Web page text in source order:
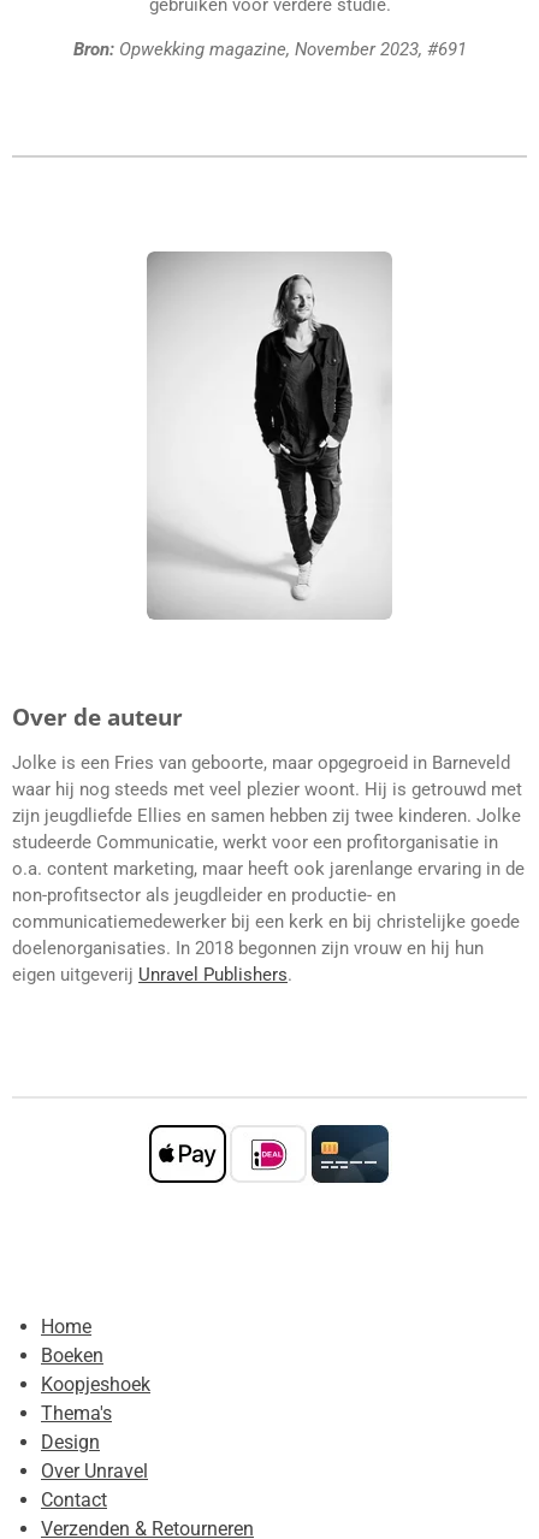
Bron:Opwekking magazine, November 2023, #691
Over de auteur
Jolke is een Fries van geboorte, maar opgegroeid in Barneveld
waar hij nog steeds met veel plezier woont. Hij is getrouwd met
zijn jeugdliefde Ellies en samen hebben zij twee kinderen. Jolke
studeerde Communicatie, werkt voor een profitorganisatie in
o.a. content marketing, maar heeft ook jarenlange ervaring in de
non-profitsector als jeugdleider en productie- en
communicatiemedewerker bij een kerk en bij christelijke goede
doelenorganisaties. In 2018 begonnen zijn vrouw en hij hun
eigen uitgeverij Unravel Publishers.
Home
Boeken
Koopjeshoek
Thema's
Design
Over Unravel
Contact
Verzenden & Retourneren